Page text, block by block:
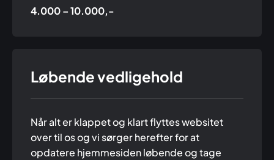
4.000 – 10.000,-
Løbende vedligehold
Når alt er klappet og klart flyttes websitet
over til os og vi sørger herefter for at
opdatere hjemmesiden løbende og tage